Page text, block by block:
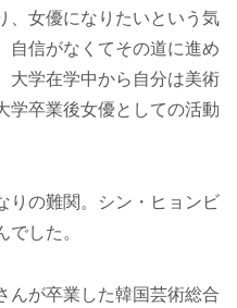
、女優になりたいという気
自信がなくてその道に進め
大学在学中から自分は美術
学卒業後女優としての活動
りの難関。シン・ヒョンビ
した。
んが卒業した韓国芸術総合